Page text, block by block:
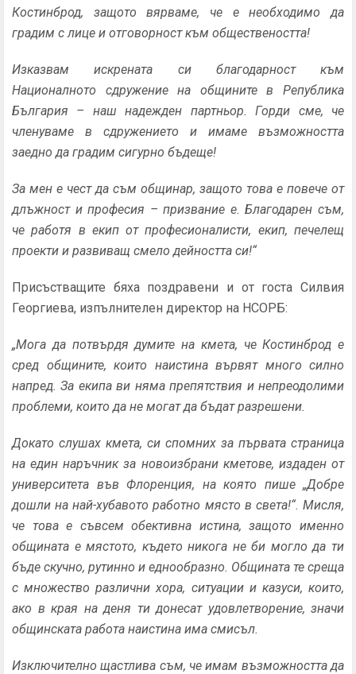
Костинброд, защото вярваме, че е необходимо да
градим с лице и отговорност към обществеността!
Изказвам искрената си благодарност към
Националното сдружение на общините в Република
България – наш надежден партньор. Горди сме, че
членуваме в сдружението и имаме възможността
заедно да градим сигурно бъдеще!
За мен е чест да съм общинар, защото това е повече от
длъжност и професия – призвание е. Благодарен съм,
че работя в екип от професионалисти, екип, печелещ
проекти и развиващ смело дейността си!“
Присъстващите бяха поздравени и от госта Силвия
Георгиева, изпълнителен директор на НСОРБ:
„Мога да потвърдя думите на кмета, че Костинброд е
сред общините, които наистина вървят много силно
напред. За екипа ви няма препятствия и непреодолими
проблеми, които да не могат да бъдат разрешени.
Докато слушах кмета, си спомних за първата страница
на един наръчник за новоизбрани кметове, издаден от
университета във Флоренция, на която пише „Добре
дошли на най-хубавото работно място в света!“. Мисля,
че това е съвсем обективна истина, защото именно
общината е мястото, където никога не би могло да ти
бъде скучно, рутинно и еднообразно. Общината те среща
с множество различни хора, ситуации и казуси, които,
ако в края на деня ти донесат удовлетворение, значи
общинската работа наистина има смисъл.
Изключително щастлива съм, че имам възможността да